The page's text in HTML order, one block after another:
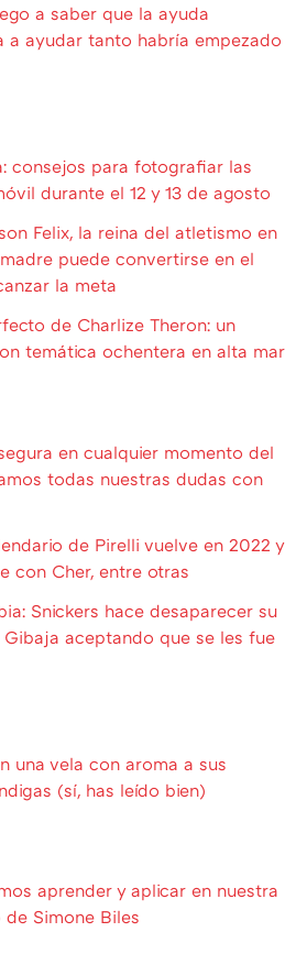
a saber que la ayuda
a ayudar tanto habría empezado
consejos para fotografiar las
durante el 12 y 13 de agosto
Felix, la reina del atletismo en
puede convertirse en el
la meta
de Charlize Theron: un
temática ochentera en alta mar
en cualquier momento del
todas nuestras dudas con
de Pirelli vuelve en 2022 y
con Cher, entre otras
Snickers hace desaparecer su
aceptando que se les fue
una vela con aroma a sus
(sí, has leído bien)
aprender y aplicar en nuestra
Simone Biles